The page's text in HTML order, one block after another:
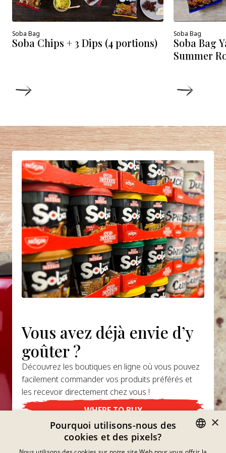
Soba Bag
Soba Chips + 3 Dips (4 portions)
Soba Bag
Soba Bag
Summer
Vous avez déjà envie d’y
goûter ?
Découvrez les boutiques en ligne où vous pouvez
facilement commander vos produits préférés et
les recevoir directement chez vous !
WHERE TO BUY
GERMAN
×
Pourquoi utilisons-nous des
cookies et des pixels?